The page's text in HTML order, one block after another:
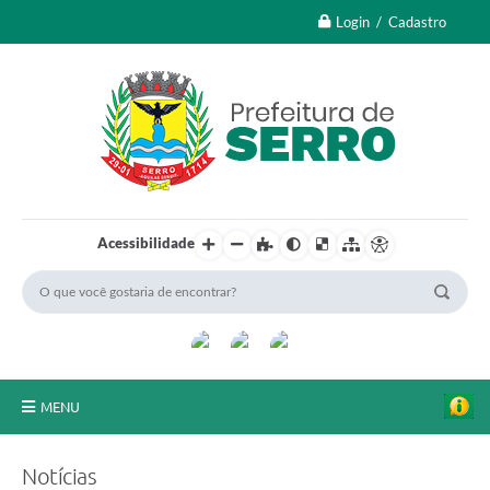
Login / Cadastro
Acessibilidade
MENU
Notícias